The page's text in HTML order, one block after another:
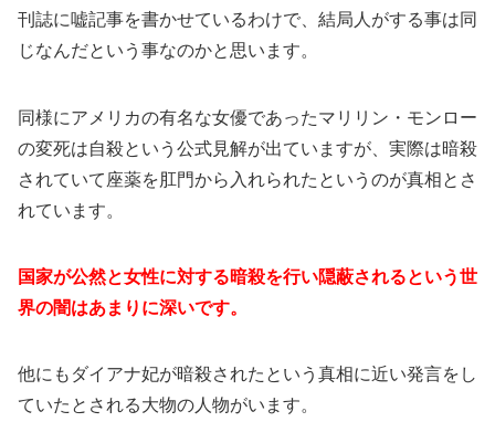
刊誌に嘘記事を書かせているわけで、結局人がする事は同
じなんだという事なのかと思います。
同様にアメリカの有名な女優であったマリリン・モンロー
の変死は自殺という公式見解が出ていますが、実際は暗殺
されていて座薬を肛門から入れられたというのが真相とさ
れています。
国家が公然と女性に対する暗殺を行い隠蔽されるという世
界の闇はあまりに深いです。
他にもダイアナ妃が暗殺されたという真相に近い発言をし
ていたとされる大物の人物がいます。